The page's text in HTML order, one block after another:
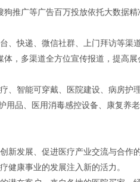
推广等广告百万投放依托大数据精
、快递、微信社群、上门拜访等渠
，多渠道全方位宣传报道，提高展
、智能可穿戴、医院建设、病房护
用品、医用消毒感控设备、康复养
新发展、促进医疗产业交流与合作
健康事业的发展注入新的活力。